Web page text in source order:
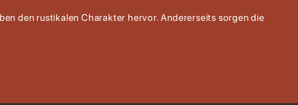
den rustikalen Charakter hervor. Andererseits sorgen die